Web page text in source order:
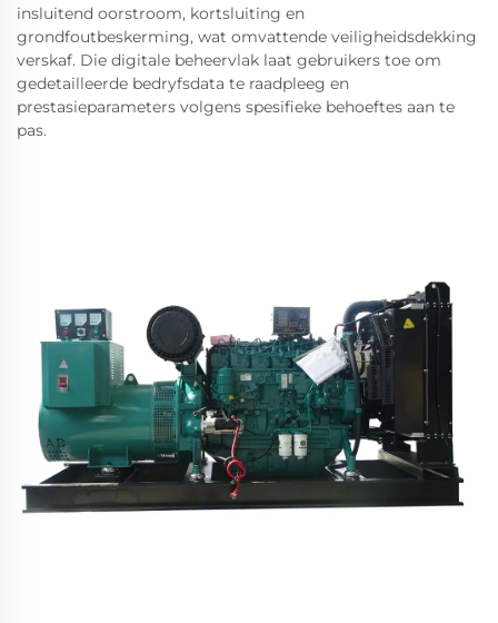
insluitend oorstroom, kortsluiting en
grondfoutbeskerming, wat omvattende veiligheidsdekking
verskaf. Die digitale beheervlak laat gebruikers toe om
gedetailleerde bedryfsdata te raadpleeg en
prestasieparameters volgens spesifieke behoeftes aan te
pas.